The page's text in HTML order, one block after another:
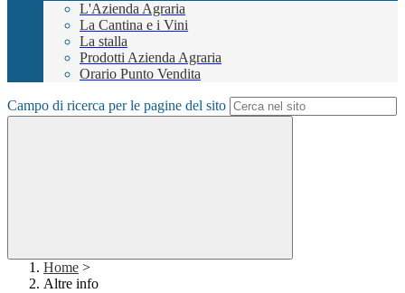
L'Azienda Agraria
La Cantina e i Vini
La stalla
Prodotti Azienda Agraria
Orario Punto Vendita
Campo di ricerca per le pagine del sito
Home >
Altre info